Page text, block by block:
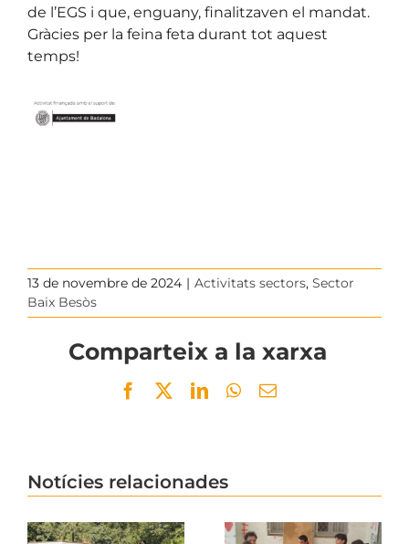
de l’EGS i que, enguany, finalitzaven el mandat.
Gràcies per la feina feta durant tot aquest
temps!
13 de novembre de 2024 | Activitats sectors, Sector
Baix Besòs
Comparteix a la xarxa
Facebook
TwitterLinkedInWhatsApp
Email
Notícies relacionades